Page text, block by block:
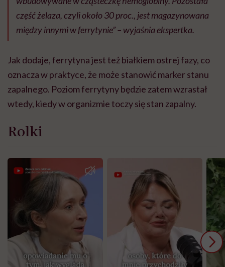
część żelaza, czyli około 30 proc., jest magazynowana
między innymi w ferrytynie” – wyjaśnia ekspertka.
Jak dodaje, ferrytyna jest też białkiem ostrej fazy, co
oznacza w praktyce, że może stanowić marker stanu
zapalnego. Poziom ferrytyny będzie zatem wzrastał
wtedy, kiedy w organizmie toczy się stan zapalny.
Rolki